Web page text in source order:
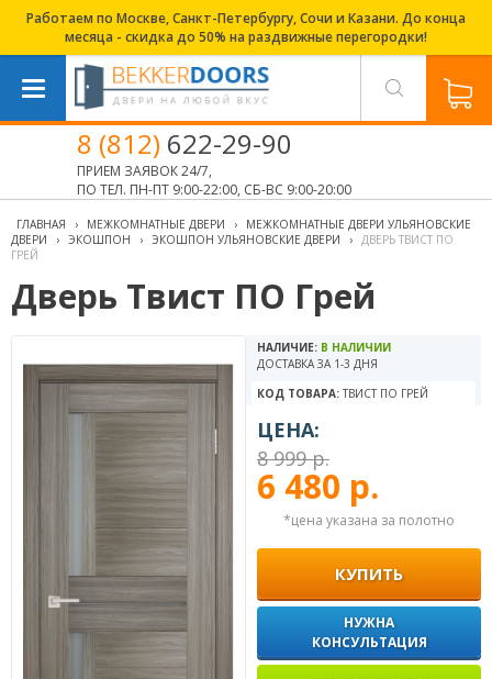
Работаем по Москве, Санкт-Петербургу, Сочи и Казани. До конца
месяца - скидка до 50% на раздвижные перегородки!
8 (812) 622-29-90
ПРИЕМ ЗАЯВОК 24/7,
ПО ТЕЛ. ПН-ПТ 9:00-22:00, СБ-ВС 9:00-20:00
ГЛАВНАЯ › МЕЖКОМНАТНЫЕ ДВЕРИ ›
МЕЖКОМНАТНЫЕ ДВЕРИ УЛЬЯНОВСКИЕ
ДВЕРИ
› ЭКОШПОН › ЭКОШПОН УЛЬЯНОВСКИЕ ДВЕРИ › ДВЕРЬ ТВИСТ ПО
ГРЕЙ
Дверь Твист ПО Грей
НАЛИЧИЕ: В НАЛИЧИИ
ДОСТАВКА ЗА 1-3 ДНЯ
КОД ТОВАРА: ТВИСТ ПО ГРЕЙ
ЦЕНА:
8 999 р.
6 480 р.
*цена указана за полотно
КУПИТЬ
НУЖНА
КОНСУЛЬТАЦИЯ